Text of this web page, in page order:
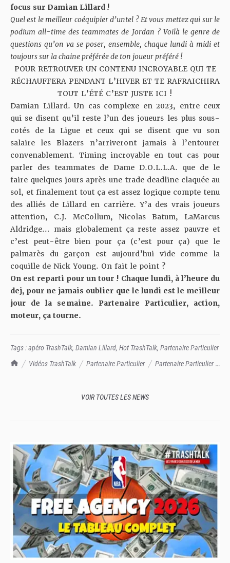
TrashTalk Actu NBA
Vidéos TrashTalk Partenaire Particulier
Partenaire Particulier -
focus sur Damian Lillard !
Quel est le meilleur coéquipier d’untel ? Et vous mettez qui sur le
podium all-time des teammates de Jordan ? Voilà le genre de
questions qu’on va se poser, ensemble, chaque lundi à midi et
toujours sur la chaine préférée de ton joueur préféré !
POUR RETROUVER UN CONTENU INCROYABLE QUI TE
RÉCHAUFFERA PENDANT L’HIVER ET TE RAFRAICHIRA
TOUT L’ÉTÉ C’EST JUSTE ICI !
Damian Lillard. Un cas complexe en 2023, entre ceux
qui se disent qu’il reste l’un des joueurs les plus sous-
cotés de la Ligue et ceux qui se disent que vu son
salaire les Blazers n’arriveront jamais à l’entourer
convenablement. Timing incroyable en tout cas pour
parler des teammates de Dame D.O.L.L.A. que de le
faire quelques jours après une trade deadline claquée au
sol, et finalement tout ça est assez logique compte tenu
des alliés de Lillard en carrière. Y’a des vrais joueurs
attention, C.J. McCollum, Nicolas Batum, LaMarcus
Aldridge… mais globalement ça reste assez pauvre et
c’est peut-être bien pour ça (c’est pour ça) que le
palmarès du garçon est aujourd’hui vide comme la
coquille de Nick Young. On fait le point ?
On est reparti pour un tour ! Chaque lundi, à l’heure du
dej, pour ne jamais oublier que le lundi est le meilleur
jour de la semaine. Partenaire Particulier, action,
moteur, ça tourne.
Tags :apéro TrashTalk, Damian Lillard, Hot TrashTalk, Partenaire Particulier
VOIR TOUTES LES NEWS